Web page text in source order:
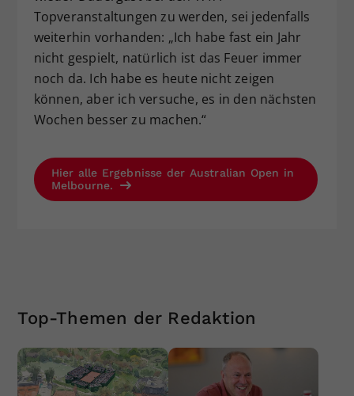
Topveranstaltungen zu werden, sei jedenfalls
weiterhin vorhanden: „Ich habe fast ein Jahr
nicht gespielt, natürlich ist das Feuer immer
noch da. Ich habe es heute nicht zeigen
können, aber ich versuche, es in den nächsten
Wochen besser zu machen.“
Hier alle Ergebnisse der Australian Open in
Melbourne.
Top-Themen der Redaktion